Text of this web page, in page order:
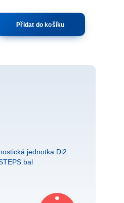
Přidat do košíku